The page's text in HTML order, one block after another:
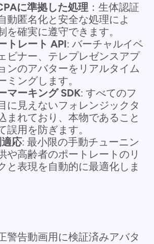
に準拠した処理 ：生体認証
動匿名化と安全な処理によ
を確実に遵守できます。
トレート API: バーチャルイベ
ビナー、テレプレゼンスアプ
ンのアバターをリアルタイム
ミングします。
マーキング SDK: すべてのフ
に見えないフォレンジックタ
まれており、本物であること
誤用を防ぎます。
応: 最小限の手動チューニン
や高齢者のポートレートのリ
と表現を自動的に最適化しま
警告動画用に検証済みアバタ